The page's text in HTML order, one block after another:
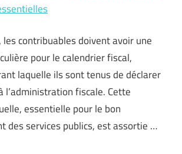
les contribuables doivent avoir une
pour le calendrier fiscal,
laquelle ils sont tenus de déclarer
l’administration fiscale. Cette
essentielle pour le bon
des services publics, est assortie …